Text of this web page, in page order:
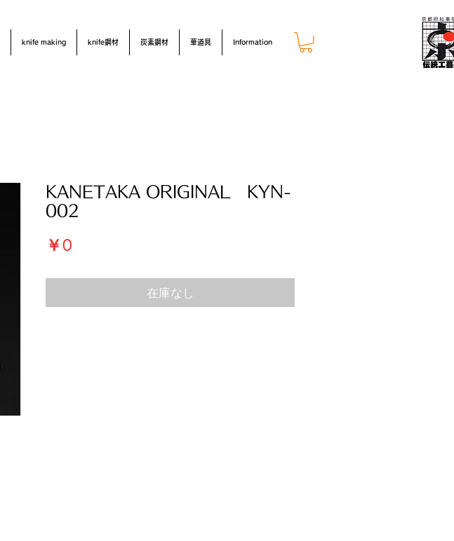
knife making knife鋼材 炭素鋼材 華道具 Information
KANETAKA ORIGINAL KYN-
002
￥0
在庫なし